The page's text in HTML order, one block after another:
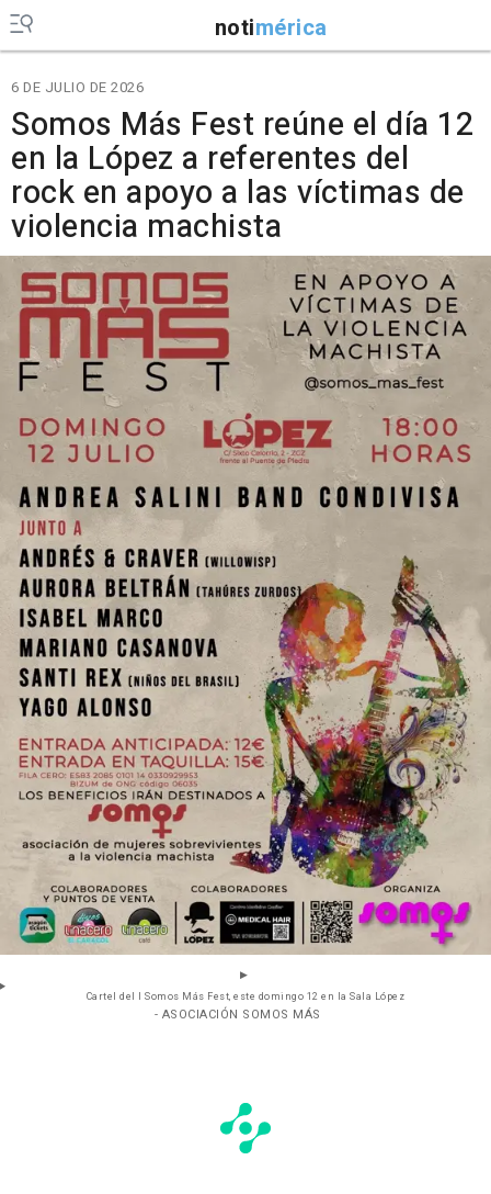
notimérica
6 DE JULIO DE 2026
Somos Más Fest reúne el día 12
en la López a referentes del
rock en apoyo a las víctimas de
violencia machista
Cartel del I Somos Más Fest, este domingo 12 en la Sala López
- ASOCIACIÓN SOMOS MÁS